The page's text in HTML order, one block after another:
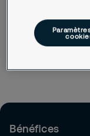
concentrer
Bénéfices